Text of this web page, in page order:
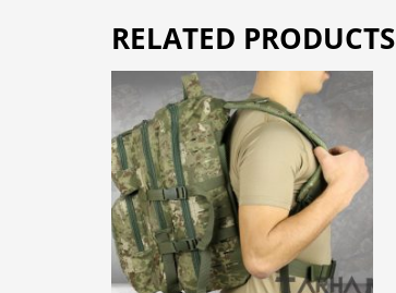
RELATED PRODUCTS